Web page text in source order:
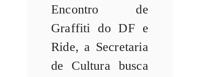
Encontro de
Graffiti do DF e
Ride, a Secretaria
de Cultura busca